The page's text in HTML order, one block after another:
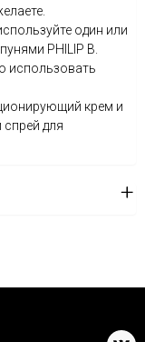
один или
PHILIP B.
использовать
крем и
для